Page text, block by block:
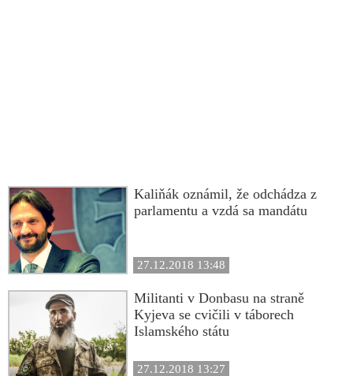
Kaliňák oznámil, že odchádza z
parlamentu a vzdá sa mandátu
27.12.2018 13:48
Militanti v Donbasu na straně
Kyjeva se cvičili v táborech
Islamského státu
27.12.2018 13:27